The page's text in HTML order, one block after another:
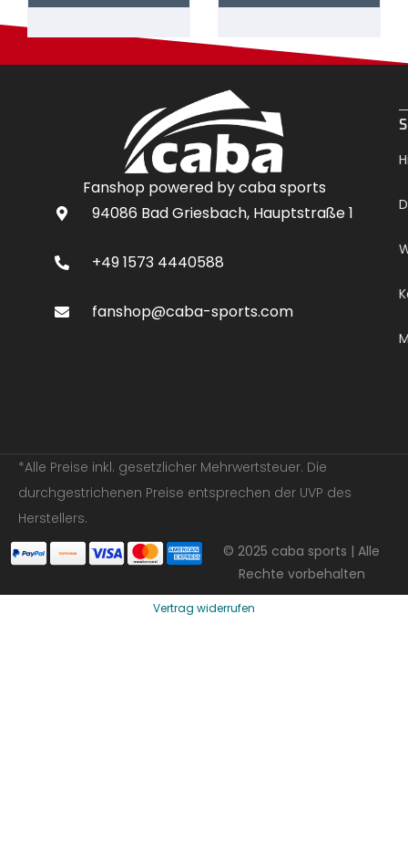
Fanshop powered by caba sports
94086 Bad Griesbach, Hauptstraße 1
+49 1573 4440588
fanshop@caba-sports.com
*Alle Preise inkl. gesetzlicher Mehrwertsteuer. Die
durchgestrichenen Preise entsprechen der UVP des
Herstellers.
© 2025 caba sports | Alle
Rechte vorbehalten
Vertrag widerrufen